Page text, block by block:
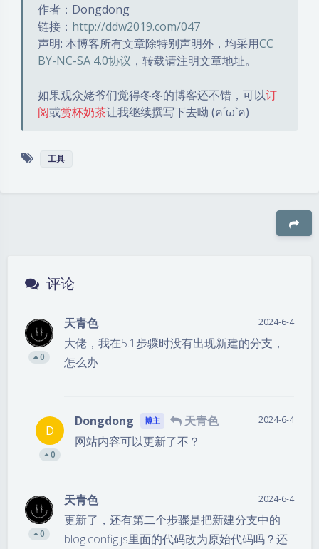
作者：Dongdong
链接： http://ddw2019.com/047
声明: 本博客所有文章除特别声明外，均采用CC
BY-NC-SA 4.0协议 ，转载请注明文章地址。
如果观众姥爷们觉得冬冬的博客还不错，可以订
阅或赏杯奶茶让我继续撰写下去呦 (ฅ´ω`ฅ)
工具
评论
0
天青色 2024-6-4
大佬，我在5.1步骤时没有出现新建的分支，
怎么办
D
0
Dongdong 博主 天青色 2024-6-4
网站内容可以更新了不？
0
天青色 2024-6-4
更新了，还有第二个步骤是把新建分支中的
blog.config.js里面的代码改为原始代码吗？还